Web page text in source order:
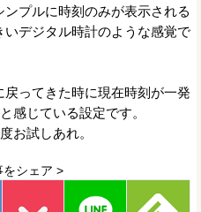
プルに時刻のみが表示される
デジタル時計のような感覚で
ってきた時に現在時刻が一発
感じている設定です。
お試しあれ。
をシェア >